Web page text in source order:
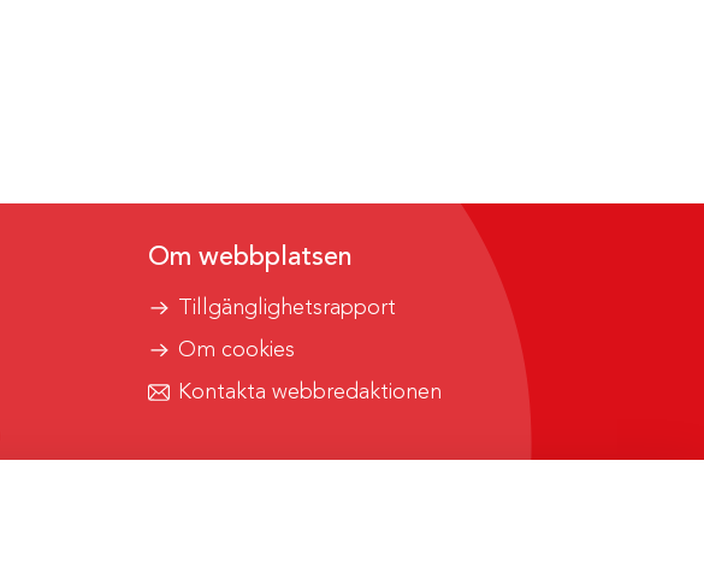
Om webbplatsen
Tillgänglighetsrapport
Om cookies
Kontakta webbredaktionen